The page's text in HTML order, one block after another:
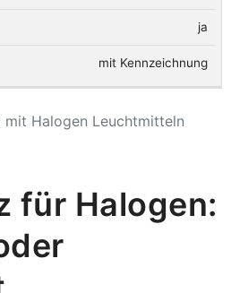
ja
mit Kennzeichnung
mit Halogen Leuchtmitteln
für Halogen: